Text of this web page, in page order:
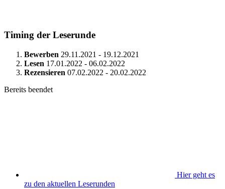
Timing der Leserunde
Bewerben 29.11.2021 - 19.12.2021
Lesen 17.01.2022 - 06.02.2022
Rezensieren 07.02.2022 - 20.02.2022
Bereits beendet
Hier geht es
zu den aktuellen Leserunden